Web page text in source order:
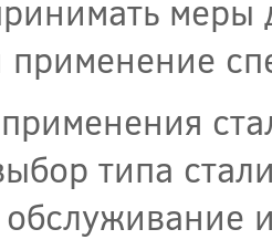
меры
применение
типа